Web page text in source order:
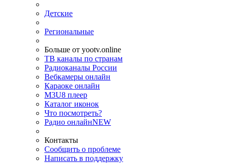
Детские
Региональные
Больше от yootv.online
ТВ каналы по странам
Радиоканалы России
Вебкамеры онлайн
Караоке онлайн
M3U8 плеер
Каталог иконок
Что посмотреть?
Радио онлайнNEW
Контакты
Сообщить о проблеме
Написать в поддержку